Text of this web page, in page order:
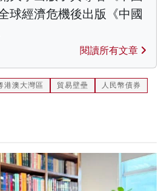
球經濟危機後出版《中國
閱讀所有文章
港澳大灣區 貿易壁壘 人民幣債券